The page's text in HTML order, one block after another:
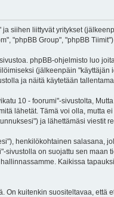
siihen liittyvät yritykset
"phpBB Group", "phpBB
phpBB-ohjelmisto luo
(jälkeenpäin
ja näitä käytetään
10 - foorumi"-sivustolta,
lähetät. Tämä voi olla, mutta
ja lähettämäsi viestit
henkilökohtainen salasana,
on suojattu sen
Kaikissa
kuitenkin suositeltavaa,